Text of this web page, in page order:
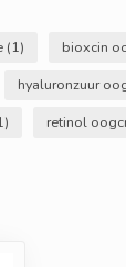
(1) bioxcin
hyaluronzuur
retinol